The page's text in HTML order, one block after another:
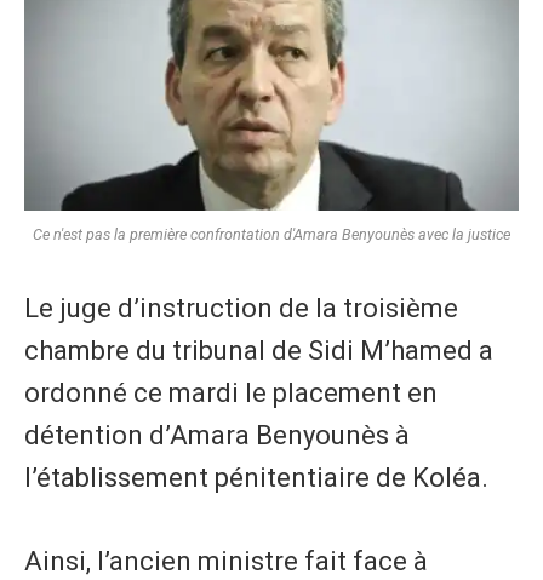
Ce n'est pas la première confrontation d'Amara Benyounès avec la justice
Le juge d’instruction de la troisième
chambre du tribunal de Sidi M’hamed a
ordonné ce mardi le placement en
détention d’Amara Benyounès à
l’établissement pénitentiaire de Koléa.
Ainsi, l’ancien ministre fait face à